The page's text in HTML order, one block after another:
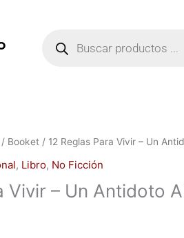
productos
/ Booket / 12 Reglas Para Vivir – Un
, Libro, No Ficción
Vivir – Un Antidoto